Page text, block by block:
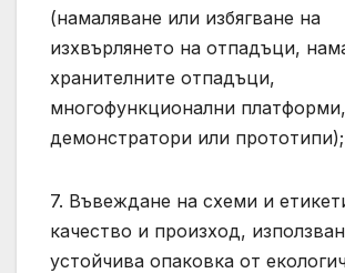
(намаляване или избягване на
изхвърлянето на отпадъци,
хранителните отпадъци,
многофункционални платформи,
демонстратори или прототипи);
7. Въвеждане на схеми и
качество и произход,
устойчива опаковка от